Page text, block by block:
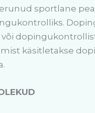
sportlane
käsitletakse